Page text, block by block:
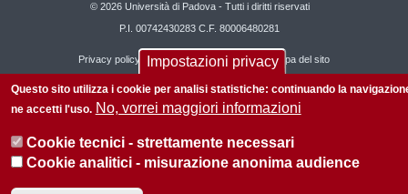
© 2026 Università di Padova - Tutti i diritti riservati
P.I. 00742430283 C.F. 80006480281
Privacy policy Informazioni sul sito Mappa del sito
Impostazioni privacy
Questo sito utilizza i cookie per analisi statistiche: continuando la
ne accetti l'uso. No, vorrei maggiori informazioni
Cookie tecnici - strettamente necessari
Cookie analitici - misurazione anonima audience